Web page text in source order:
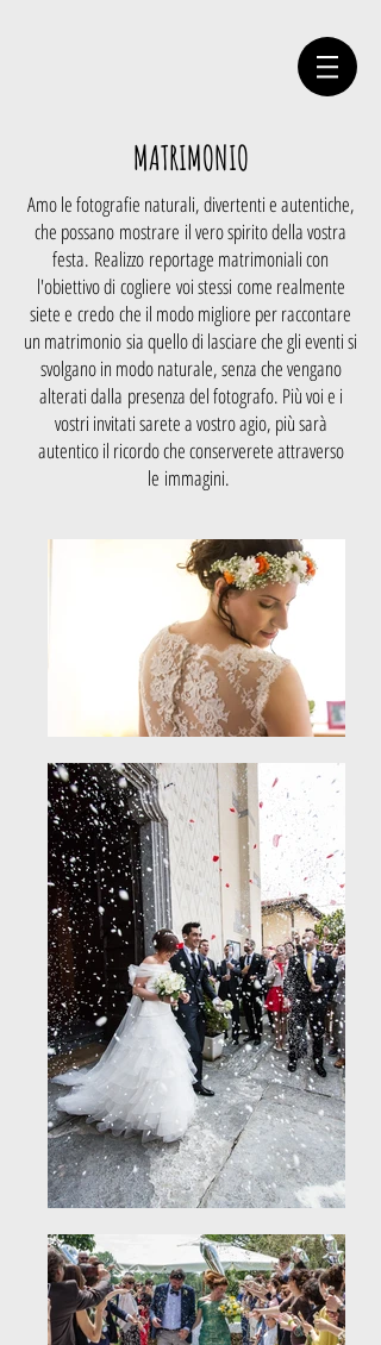
MATRIMONIO
Amo le fotografie naturali, divertenti e autentiche,
che possano mostrare il vero spirito della vostra
festa. Realizzo reportage matrimoniali con
l'obiettivo di cogliere voi stessi come realmente
siete e credo che il modo migliore per raccontare
un matrimonio sia quello di lasciare che gli eventi si
svolgano in modo naturale, senza che vengano
alterati dalla presenza del fotografo. Più voi e i
vostri invitati sarete a vostro agio, più sarà
autentico il ricordo che conserverete attraverso
le immagini.